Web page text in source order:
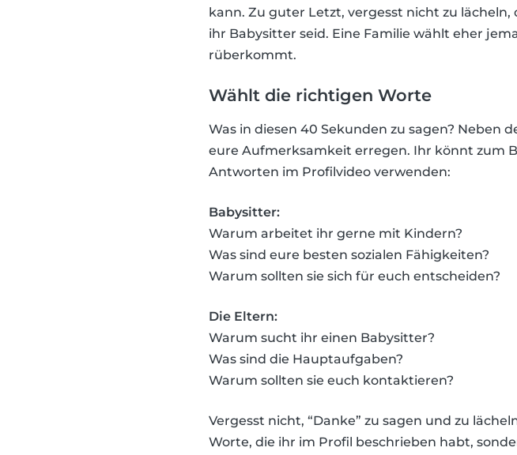
kann. Zu guter Letzt, vergesst nicht zu
ihr Babysitter seid. Eine Familie wählt eher
rüberkommt.
Wählt die richtigen Worte
Was in diesen 40 Sekunden zu sagen? Neben
eure Aufmerksamkeit erregen. Ihr könnt zum
Antworten im Profilvideo verwenden:
Babysitter:
Warum arbeitet ihr gerne mit Kindern?
Was sind eure besten sozialen Fähigkeiten?
Warum sollten sie sich für euch entscheiden?
Die Eltern:
Warum sucht ihr einen Babysitter?
Was sind die Hauptaufgaben?
Warum sollten sie euch kontaktieren?
Vergesst nicht, “Danke” zu sagen und zu
Worte, die ihr im Profil beschrieben habt,